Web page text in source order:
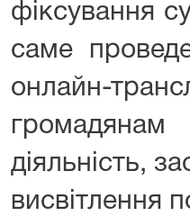
фіксування
саме
онлайн-
діяльність,
висвітлення